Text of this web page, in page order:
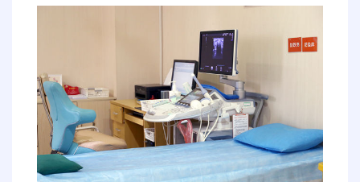
大陸婦科醫院-港人預約大陸
看婦科-深圳看婦科去哪個醫
院好
不孕不育,婦產科醫
院,婦科檢查
2024 年 8
月 21 日
9,172
大陸婦科醫院，深圳怡康婦產醫院，作為婦科領域
的專業醫療機構，以其國際化的高…